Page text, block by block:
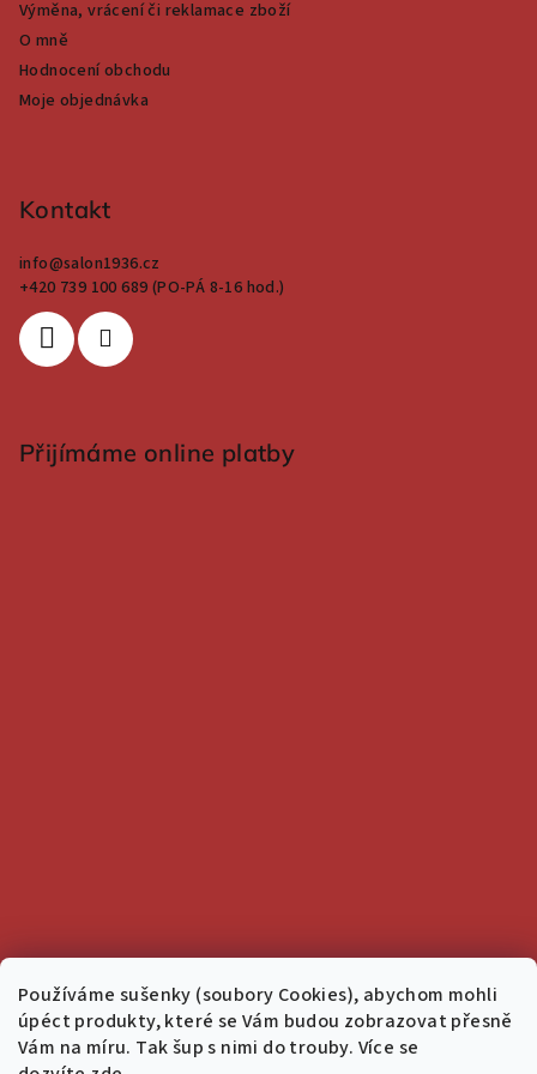
Používáme sušenky (soubory Cookies), abychom mohli
úpéct produkty, které se Vám budou zobrazovat přesně
Vám na míru. Tak šup s nimi do trouby. Více se
Výměna, vrácení či reklamace zboží
O mně
Hodnocení obchodu
Moje objednávka
Kontakt
info@salon1936.cz
+420 739 100 689 (PO-PÁ 8-16 hod.)
Přijímáme online platby